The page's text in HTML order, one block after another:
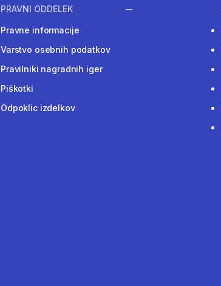
PRAVNI ODDELEK
Pravne informacije
Varstvo osebnih podatkov
Pravilniki nagradnih iger
Piškotki
Odpoklic izdelkov